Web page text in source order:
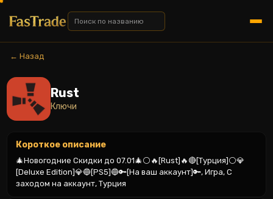
← Назад
Rust
Ключи
Короткое описание
🎄Новогодние Скидки до 07.01🎄⚪🔥[Rust]🔥🔴[Турция]⚪💎
[Deluxe Edition]💎🔵[PS5]🔵🔑[На ваш аккаунт]🔑, Игра, С
заходом на аккаунт, Турция